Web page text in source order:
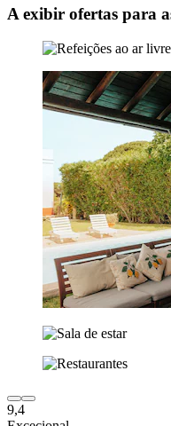
A exibir ofertas para
9,4